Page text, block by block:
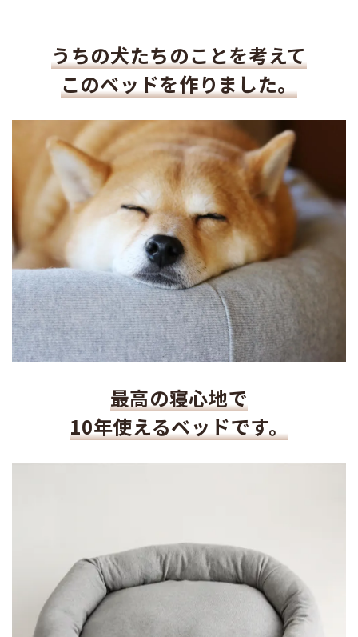
うちの犬たちのことを考えて
このベッドを作りました。
最高の寝心地で
10年使えるベッドです。